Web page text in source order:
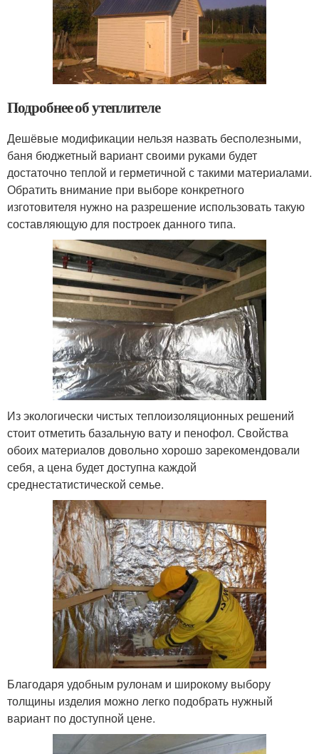
Подробнее об утеплителе
Дешёвые модификации нельзя назвать бесполезными,
баня бюджетный вариант своими руками будет
достаточно теплой и герметичной с такими материалами.
Обратить внимание при выборе конкретного
изготовителя нужно на разрешение использовать такую
составляющую для построек данного типа.
Из экологически чистых теплоизоляционных решений
стоит отметить базальную вату и пенофол. Свойства
обоих материалов довольно хорошо зарекомендовали
себя, а цена будет доступна каждой
среднестатистической семье.
Благодаря удобным рулонам и широкому выбору
толщины изделия можно легко подобрать нужный
вариант по доступной цене.